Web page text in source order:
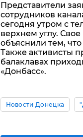
Представители
сотрудников
сегодня утром с
верхнем углу.
объяснили тем,
Также активисты
балаклавах
«Донбасс».
Новости Донецка